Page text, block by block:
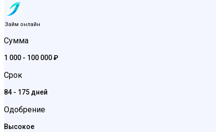
Займ онлайн
Сумма
1 000 - 100 000 ₽
Срок
84 - 175 дней
Одобрение
Высокое